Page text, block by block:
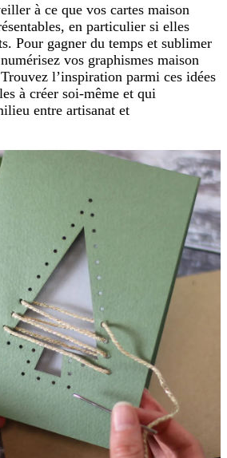
à ce que vos cartes maison
en particulier si elles
Pour gagner du temps et sublimer
vos graphismes maison
l’inspiration parmi ces idées
à créer soi-même et qui
entre artisanat et